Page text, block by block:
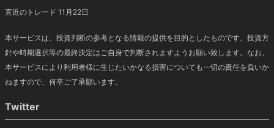
直近のトレード 11月22日
本サービスは、投資判断の参考となる情報の提供を目的としたものです。投資方
針や時期選択等の最終決定はご自身で判断されますようお願い致します。なお、
本サービスにより利用者様に生じたいかなる損害についても一切の責任を負いか
ねますので、何卒ご了承願います。
Twitter